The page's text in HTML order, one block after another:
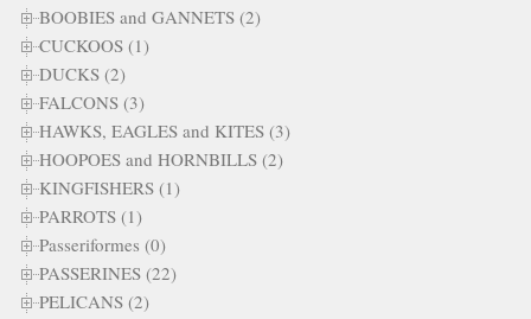
BOOBIES and GANNETS (2)
CUCKOOS (1)
DUCKS (2)
FALCONS (3)
HAWKS, EAGLES and KITES (3)
HOOPOES and HORNBILLS (2)
KINGFISHERS (1)
PARROTS (1)
Passeriformes (0)
PASSERINES (22)
PELICANS (2)